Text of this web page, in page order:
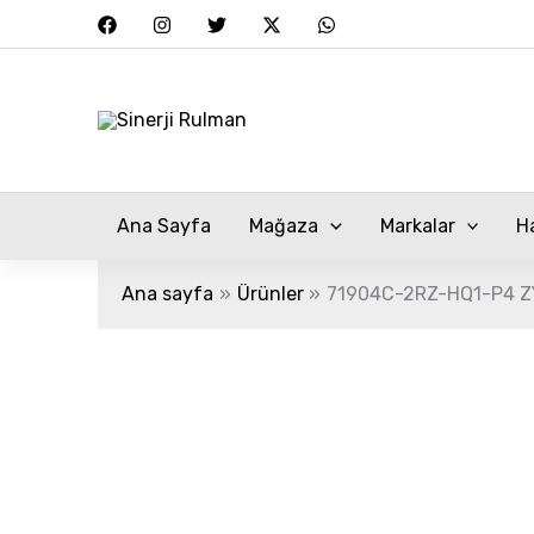
atla
Ana Sayfa Mağaza Markalar
Ana sayfa Ürünler 71904C-2RZ-HQ1-P4